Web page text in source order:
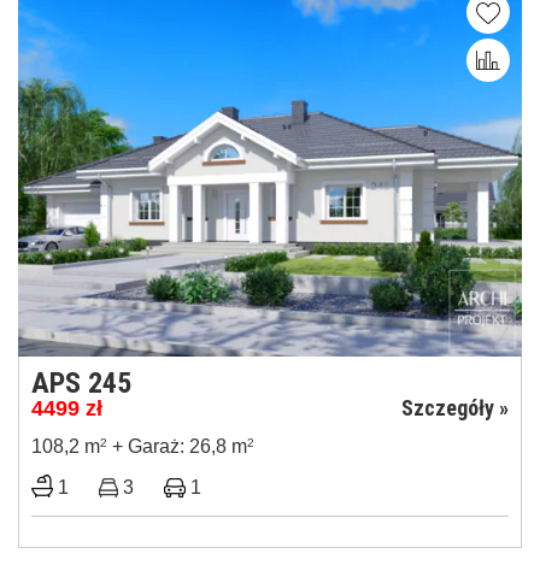
APS 245
4499 zł Szczegóły »
108,2 m2 + Garaż: 26,8 m2
1 3 1